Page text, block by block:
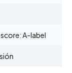
A-label